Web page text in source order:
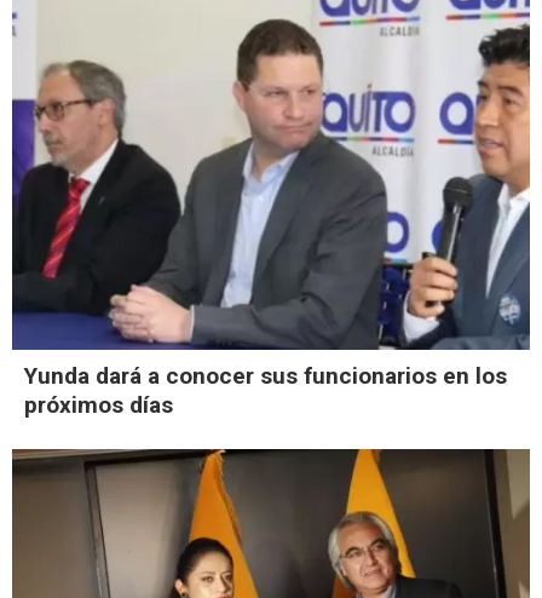
Yunda dará a conocer sus funcionarios en los
próximos días